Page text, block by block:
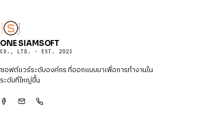
ONE SIAMSOFT
CO., LTD. · EST. 2023
ซอฟต์แวร์ระดับองค์กร ที่ออกแบบมาเพื่อการทำงานใน
ระดับที่ใหญ่ขึ้น